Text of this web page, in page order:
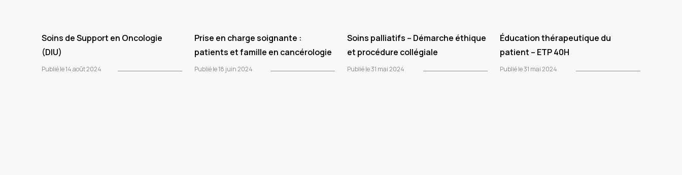
Soins de Support en Oncologie
(DIU)
Publié le 14 août 2024
Prise en charge soignante :
patients et famille en cancérologie
Publié le 18 juin 2024
Soins palliatifs – Démarche éthique
et procédure collégiale
Publié le 31 mai 2024
Éducation thérapeutique du
patient – ETP 40H
Publié le 31 mai 2024